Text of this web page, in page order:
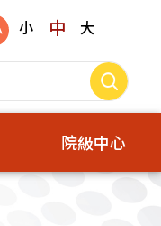
小 中 大
院級中心